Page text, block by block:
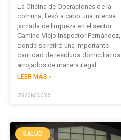
La Oficina de Operaciones de la
comuna, llevó a cabo una intensa
jornada de limpieza en el sector
Camino Viejo Inspector Fernández,
donde se retiró una importante
cantidad de residuos domiciliarios
arrojados de manera ilegal.
LEER MÁS »
29/06/2026
SALUD